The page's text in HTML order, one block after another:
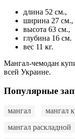
длина 52 см.,
ширина 27 см.,
высота 63 см.,
глубина 16 см.
вес 11 кг.
Мангал-чемодан
всей Украине.
Популярные
мангал мангал
мангал раскладной